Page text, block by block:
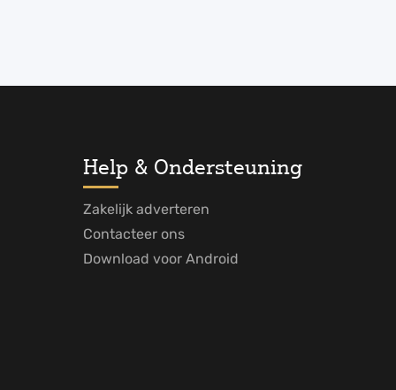
Help & Ondersteuning
Zakelijk adverteren
Contacteer ons
Download voor Android